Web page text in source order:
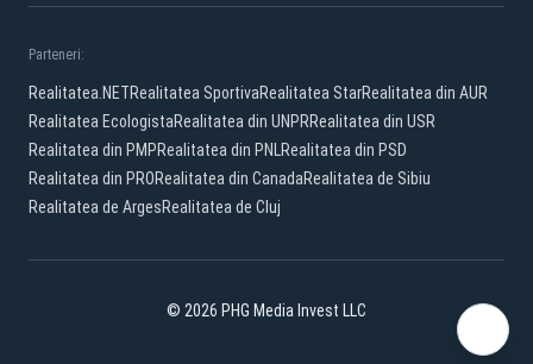
Parteneri:
Realitatea.NETRealitatea SportivaRealitatea StarRealitatea din AUR
Realitatea EcologistaRealitatea din UNPRRealitatea din USR
Realitatea din PMPRealitatea din PNLRealitatea din PSD
Realitatea din PRORealitatea din CanadaRealitatea de Sibiu
Realitatea de ArgesRealitatea de Cluj
© 2026 PHG Media Invest LLC